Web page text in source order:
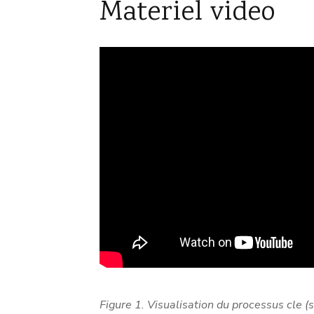
Materiel video
Figure 1. Visualisation du processus cle